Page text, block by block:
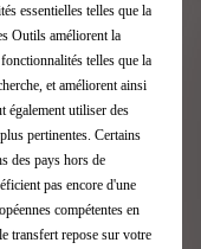
essentielles telles que la
Outils améliorent la
telles que la
et améliorent ainsi
également utiliser des
pertinentes. Certains
des pays hors de
pas encore d'une
compétentes en
transfert repose sur votre